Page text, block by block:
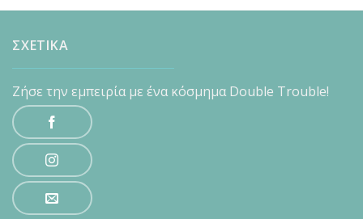
ΣΧΕΤΙΚΑ
Ζήσε την εμπειρία με ένα κόσμημα Double Trouble!